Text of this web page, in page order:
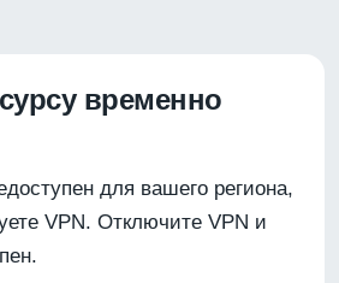
временно
для вашего региона,
VPN. Отключите VPN и